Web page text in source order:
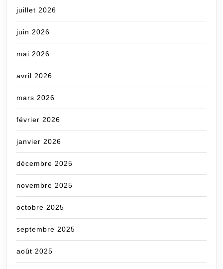
juillet 2026
juin 2026
mai 2026
avril 2026
mars 2026
février 2026
janvier 2026
décembre 2025
novembre 2025
octobre 2025
septembre 2025
août 2025